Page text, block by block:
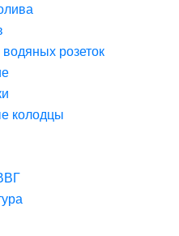
розеток
колодцы